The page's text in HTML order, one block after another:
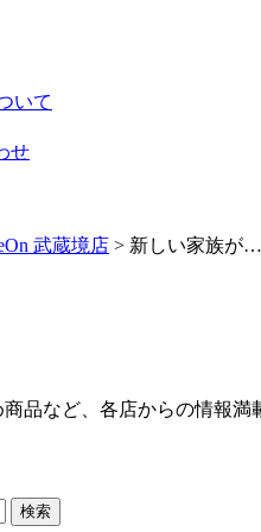
いて
せ
武蔵境店 > 新しい家族が…
品など、各店からの情報満